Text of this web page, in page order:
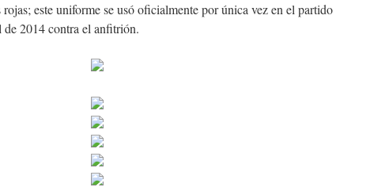
este uniforme se usó oficialmente por única vez en el partido
2014 contra el anfitrión.